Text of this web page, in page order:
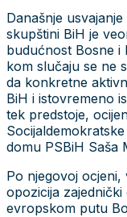
Današnje
skupštini BiH je
budućnost Bosne i
kom slučaju se ne
da konkretne
BiH i istovremeno
tek predstoje,
domu PSBiH Saša
Po njegovoj
opozicija
evropskom putu